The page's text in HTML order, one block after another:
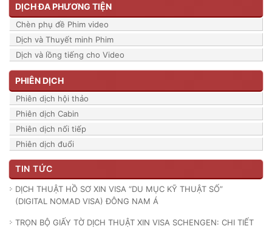
DỊCH ĐA PHƯƠNG TIỆN
Chèn phụ đề Phim video
Dịch và Thuyết minh Phim
Dịch và lồng tiếng cho Video
PHIÊN DỊCH
Phiên dịch hội thảo
Phiên dịch Cabin
Phiên dịch nối tiếp
Phiên dịch đuổi
TIN TỨC
DỊCH THUẬT HỒ SƠ XIN VISA “DU MỤC KỸ THUẬT SỐ”
(DIGITAL NOMAD VISA) ĐÔNG NAM Á
TRỌN BỘ GIẤY TỜ DỊCH THUẬT XIN VISA SCHENGEN: CHI TIẾT